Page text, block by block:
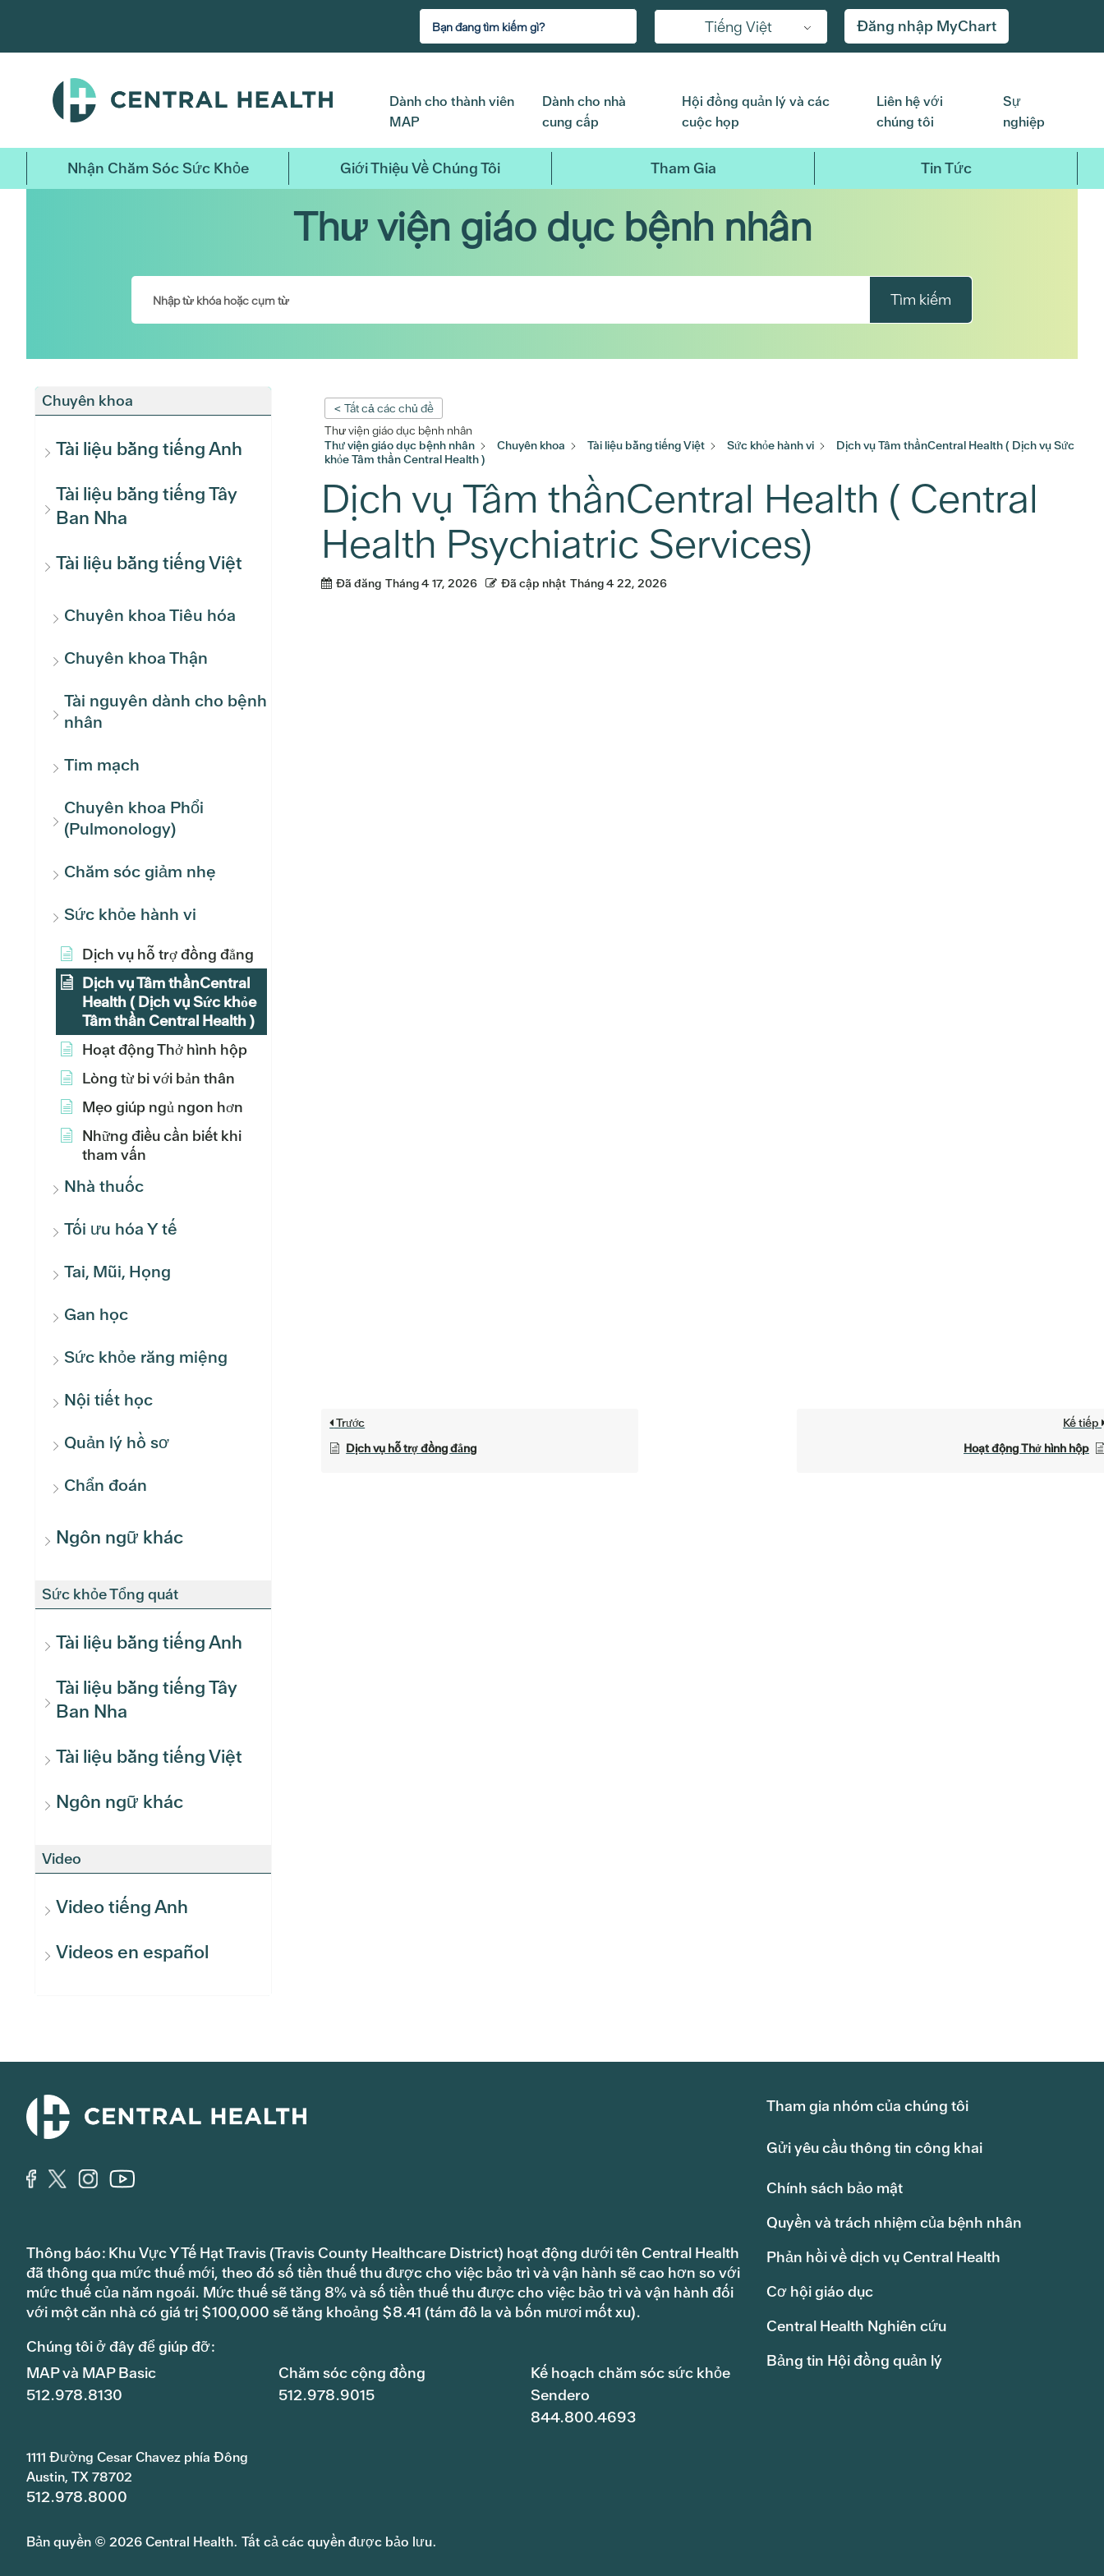
nội
chính
Tiếng Việt Đăng nhập MyChart
Dành cho thành viên
MAP
Dành cho nhà
cung cấp
Hội đồng quản lý và các
cuộc họp
Liên hệ với
chúng tôi
Sự
nghiệp
Nhận Chăm Sóc Sức Khỏe Giới Thiệu Về Chúng Tôi Tham Gia Tin Tức
Thư viện giáo dục bệnh nhân
Tìm kiếm
Chuyên khoa
Tài liệu bằng tiếng Anh
Tài liệu bằng tiếng Tây
Ban Nha
Tài liệu bằng tiếng Việt
Chuyên khoa Tiêu hóa
Chuyên khoa Thận
Tài nguyên dành cho bệnh
nhân
Tim mạch
Chuyên khoa Phổi
(Pulmonology)
Chăm sóc giảm nhẹ
Sức khỏe hành vi
Dịch vụ hỗ trợ đồng đẳng
Dịch vụ Tâm thầnCentral
Health ( Dịch vụ Sức khỏe
Tâm thần Central Health )
Hoạt động Thở hình hộp
Lòng từ bi với bản thân
Mẹo giúp ngủ ngon hơn
Những điều cần biết khi
tham vấn
Nhà thuốc
Tối ưu hóa Y tế
Tai, Mũi, Họng
Gan học
Sức khỏe răng miệng
Nội tiết học
Quản lý hồ sơ
Chẩn đoán
Ngôn ngữ khác
Sức khỏe Tổng quát
Tài liệu bằng tiếng Anh
Tài liệu bằng tiếng Tây
Ban Nha
Tài liệu bằng tiếng Việt
Ngôn ngữ khác
Video
Video tiếng Anh
Videos en español
< Tất cả các chủ đề
Thư viện giáo dục bệnh nhân
Thư viện giáo dục bệnh nhân
Chuyên khoa Tài liệu bằng tiếng Việt Sức khỏe hành vi
Dịch vụ Tâm thầnCentral Health ( Dịch vụ Sức
khỏe Tâm thần Central Health )
Dịch vụ Tâm thầnCentral Health ( Central
Health Psychiatric Services)
Đã đăng Tháng 4 17, 2026 Đã cập nhật Tháng 4 22, 2026
Trước
Dịch vụ hỗ trợ đồng đẳng
Kế tiếp
Hoạt động Thở hình hộp
Thông báo: Khu Vực Y Tế Hạt Travis (Travis County Healthcare District) hoạt động dưới tên Central Health
đã thông qua mức thuế mới, theo đó số tiền thuế thu được cho việc bảo trì và vận hành sẽ cao hơn so với
mức thuế của năm ngoái. Mức thuế sẽ tăng 8% và số tiền thuế thu được cho việc bảo trì và vận hành đối
với một căn nhà có giá trị $100,000 sẽ tăng khoảng $8.41 (tám đô la và bốn mươi mốt xu).
Chúng tôi ở đây để giúp đỡ:
MAP và MAP Basic
512.978.8130
Chăm sóc cộng đồng
512.978.9015
Kế hoạch chăm sóc sức khỏe
Sendero
844.800.4693
1111 Đường Cesar Chavez phía Đông
Austin, TX 78702
512.978.8000
Bản quyền © 2026 Central Health. Tất cả các quyền được bảo lưu.
Tham gia nhóm của chúng tôi
Gửi yêu cầu thông tin công khai
Chính sách bảo mật
Quyền và trách nhiệm của bệnh nhân
Phản hồi về dịch vụ Central Health
Cơ hội giáo dục
Central Health Nghiên cứu
Bảng tin Hội đồng quản lý